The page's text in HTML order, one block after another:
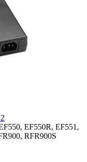
EF550R, EF551,
RFR900S